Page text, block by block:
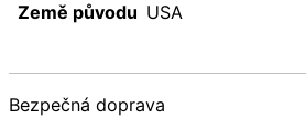
Země původu USA
Bezpečná doprava